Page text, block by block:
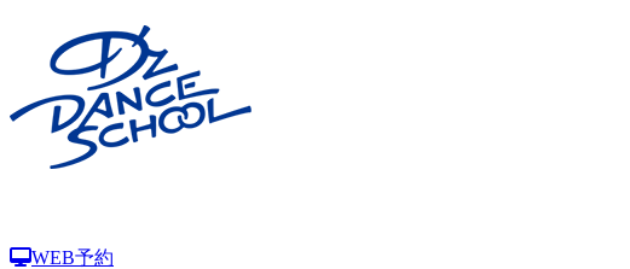
WEB予約